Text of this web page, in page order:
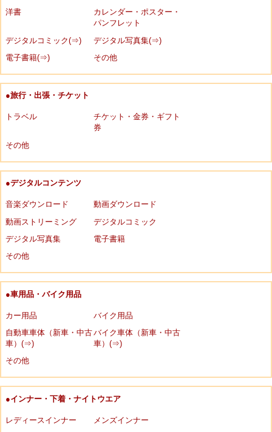
洋書
カレンダー・ポスター・
パンフレット
デジタルコミック(⇒)
デジタル写真集(⇒)
電子書籍(⇒)
その他
●旅行・出張・チケット
トラベル
チケット・金券・ギフト
券
その他
●デジタルコンテンツ
音楽ダウンロード
動画ダウンロード
動画ストリーミング
デジタルコミック
デジタル写真集
電子書籍
その他
●車用品・バイク用品
カー用品
バイク用品
自動車車体（新車・中古
車）(⇒)
バイク車体（新車・中古
車）(⇒)
その他
●インナー・下着・ナイトウエア
レディースインナー
メンズインナー